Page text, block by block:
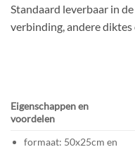
Standaard leverbaar in
verbinding, andere
Eigenschappen en
voordelen
formaat: 50x25cm en